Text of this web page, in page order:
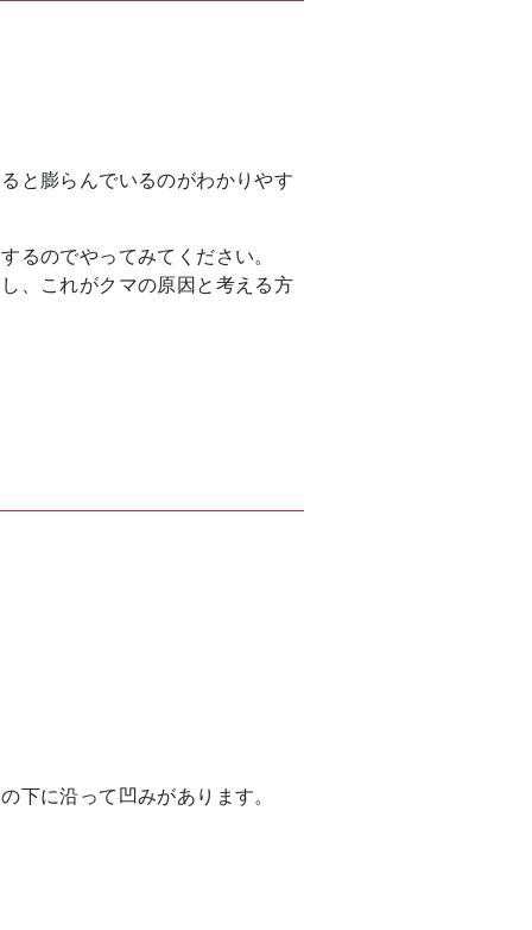
と膨らんでいるのがわかりやす
るのでやってみてください。
、これがクマの原因と考える方
下に沿って凹みがあります。